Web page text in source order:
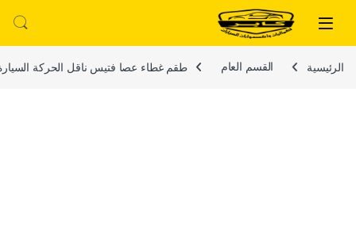
تخطي إلى المحتوى
الرئيسية القسم العام طقم غطاء عصا فتيس ناقل الحركة السيارة